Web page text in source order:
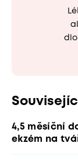
4,5 měsíční
ekzém na